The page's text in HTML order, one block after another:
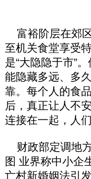
富裕阶层在郊
至机关食堂享受
是“大隐隐于市”
能隐藏多远、多
靠。每个人的食
后，真正让人不
连接在一起，人
财政部定调地
图 业界称中小企
亡村新婚姻法引